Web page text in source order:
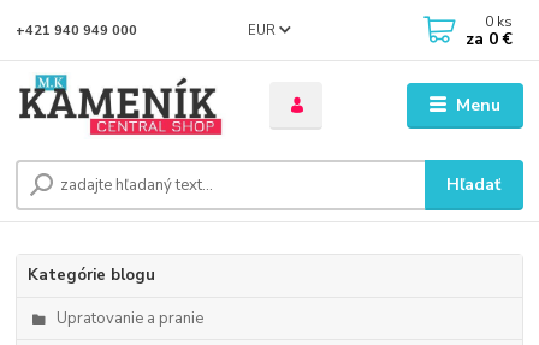
Menu
EUR
Hľadať
+421 940 949 000 0 ks
za 0 €
Kategórie blogu
Upratovanie a pranie